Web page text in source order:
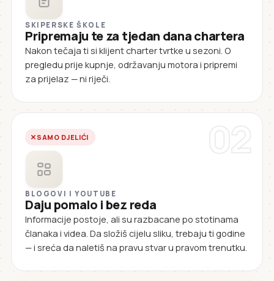
SKIPERSKE ŠKOLE
Pripremaju te za tjedan dana chartera
Nakon tečaja ti si klijent charter tvrtke u sezoni. O
pregledu prije kupnje, održavanju motora i pripremi
za prijelaz — ni riječi.
02
SAMO DJELIĆI
BLOGOVI I YOUTUBE
Daju pomalo i bez reda
Informacije postoje, ali su razbacane po stotinama
članaka i videa. Da složiš cijelu sliku, trebaju ti godine
— i sreća da naletiš na pravu stvar u pravom trenutku.